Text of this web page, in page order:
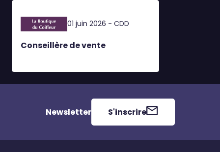
01 juin 2026 - CDD
Conseillère de vente
Newsletter S'inscrire